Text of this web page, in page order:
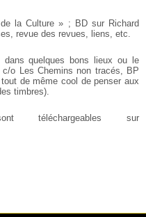
la Culture » ; BD sur Richard
revue des revues, liens, etc.
quelques bons lieux ou le
o Les Chemins non tracés, BP
de même cool de penser aux
timbres).
téléchargeables sur